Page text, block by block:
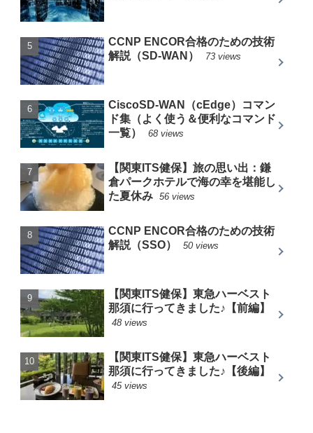
CCNP ENCOR合格のための技術
解説（SD-WAN）
73 views
CiscoSD-WAN（cEdge）コマン
ド集（よく使う＆便利なコマンド
一覧）
68 views
【関東ITS健保】旅の思い出：鎌
倉パークホテルで海の幸を堪能し
た夏休み
56 views
CCNP ENCOR合格のための技術
解説（SSO）
50 views
【関東ITS健保】東急ハーベスト
那須に行ってきました♪【前編】
48 views
【関東ITS健保】東急ハーベスト
那須に行ってきました♪【後編】
45 views